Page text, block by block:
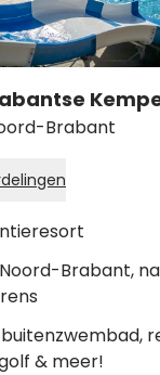
Brabant
Brabant,
& meer!